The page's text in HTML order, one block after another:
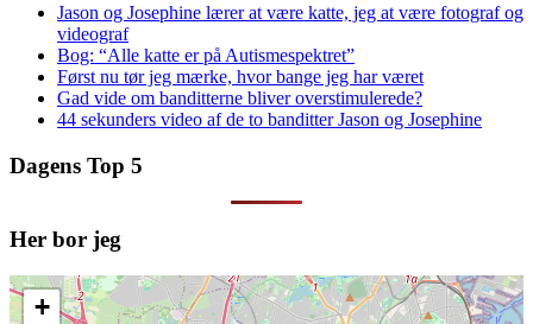
Jason og Josephine lærer at være katte, jeg at være fotograf og
videograf
Bog: “Alle katte er på Autismespektret”
Først nu tør jeg mærke, hvor bange jeg har været
Gad vide om banditterne bliver overstimulerede?
44 sekunders video af de to banditter Jason og Josephine
Dagens Top 5
Her bor jeg
+